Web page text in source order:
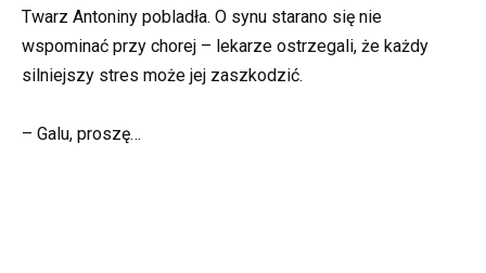
Twarz Antoniny pobladła. O synu starano się nie
wspominać przy chorej – lekarze ostrzegali, że każdy
silniejszy stres może jej zaszkodzić.
– Galu, proszę…